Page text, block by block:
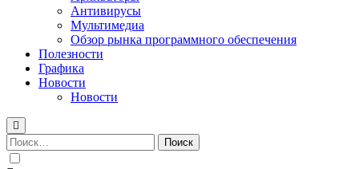
Антивирусы
Мультимедиа
Обзор рынка программного обеспечения
Полезности
Графика
Новости
Новости
Найти: